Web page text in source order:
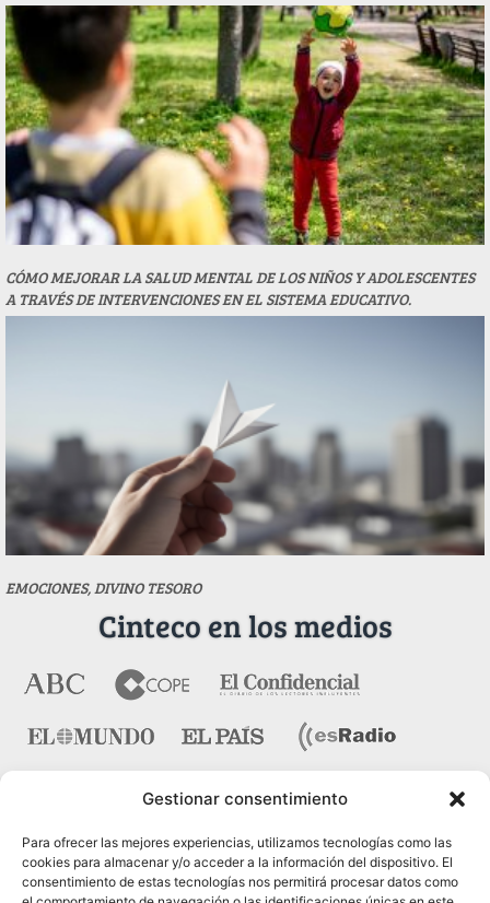
Gestionar consentimiento
Para ofrecer las mejores experiencias, utilizamos tecnologías como las
cookies para almacenar y/o acceder a la información del dispositivo. El
consentimiento de estas tecnologías nos permitirá procesar datos como
CÓMO MEJORAR LA SALUD MENTAL DE LOS NIÑOS Y ADOLESCENTES
A TRAVÉS DE INTERVENCIONES EN EL SISTEMA EDUCATIVO.
EMOCIONES, DIVINO TESORO
Cinteco en los medios
Contacto
Pza. del Marqués de Salamanca nº 10, bajo dcha. 28006